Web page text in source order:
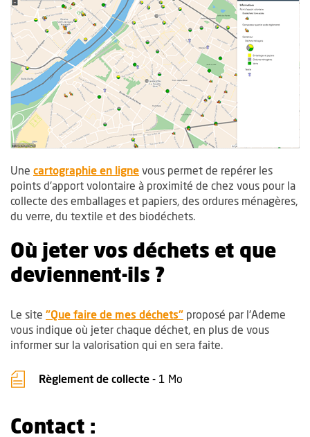
Une cartographie en ligne, Ouvre une nouvelle fenêtre
vous permet de repérer les
points d'apport volontaire à proximité de chez vous pour la
collecte des emballages et papiers, des ordures ménagères,
du verre, du textile et des biodéchets.
Où jeter vos déchets et que
deviennent-ils ?
Le site "Que faire de mes déchets", Ouvre une nouvelle
proposé par l'Ademe
vous indique où jeter chaque déchet, en plus de vous
informer sur la valorisation qui en sera faite.
Règlement de collecte - 1 Mo
Contact :